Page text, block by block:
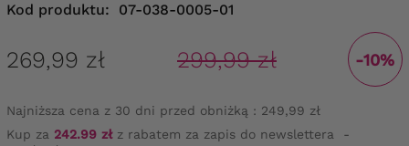
Kod produktu: 07-038-0005-01
269,99 zł 299,99 zł -10%
Najniższa cena z 30 dni przed obniżką : 249,99 zł
Kup za 242.99 złz rabatem za zapis do newslettera -